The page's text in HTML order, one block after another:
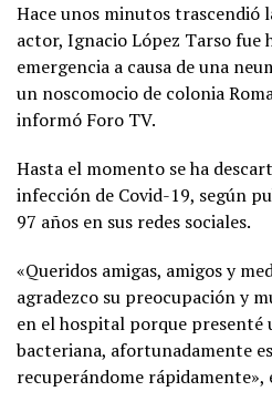
Hace unos minutos trascendió
actor, Ignacio López Tarso fue
emergencia a causa de una
un noscomocio de colonia
informó Foro TV.
Hasta el momento se ha
infección de Covid-19, según
97 años en sus redes sociales.
«Queridos amigas, amigos y
agradezco su preocupación y
en el hospital porque presenté
bacteriana, afortunadamente
recuperándome rápidamente»,